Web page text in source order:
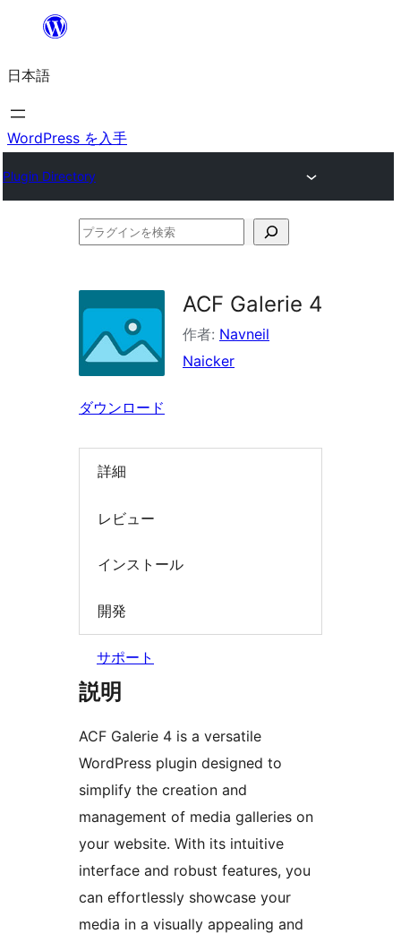
を
ス
キ
プ
日本語
WordPress を入手
Plugin Directory
プ
イ
を
索
ACF Galerie 4
作者: Navneil
Naicker
ダウンロード
詳細
レビュー
インストール
開発
サポート
説明
ACF Galerie 4 is a versatile
WordPress plugin designed to
simplify the creation and
management of media galleries on
your website. With its intuitive
interface and robust features, you
can effortlessly showcase your
media in a visually appealing and